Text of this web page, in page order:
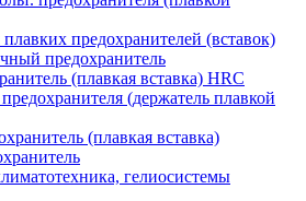
предохранителей (вставок)
предохранитель
(плавкая вставка) HRC
(держатель плавкой
(плавкая вставка)
гелиосистемы